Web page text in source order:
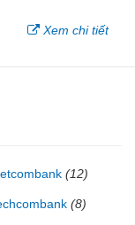
Xem chi tiết
(12)
(8)